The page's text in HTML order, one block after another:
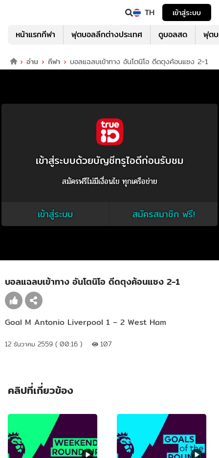
TH เข้าสู่ระบบ
หน้าแรกกีฬา ฟุตบอลลีกต่างประเทศ ดูบอลสด ฟุต
อ่าน กีฬา บอลแฉลบเข้าทาง อันโตนิโอ ดีดตุงค้อนแซง 2-1
เข้าสู่ระบบด้วยบัญชีทรูไอดีก่อนรับชม
สมัครฟรีไม่มีเงื่อนไข ทุกเครือข่าย
เข้าสู่ระบบ สมัครสมาชิก ฟรี!
บอลแฉลบเข้าทาง อันโตนิโอ ดีดตุงค้อนแซง 2-1
Goal M Antonio Liverpool 1 – 2 West Ham
12 ธันวาคม 2559 ( 00:16 ) 107
คลิปที่เกี่ยวข้อง